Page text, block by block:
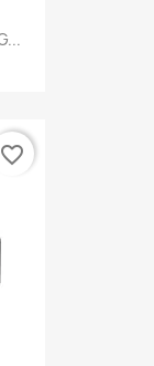
favorite_border